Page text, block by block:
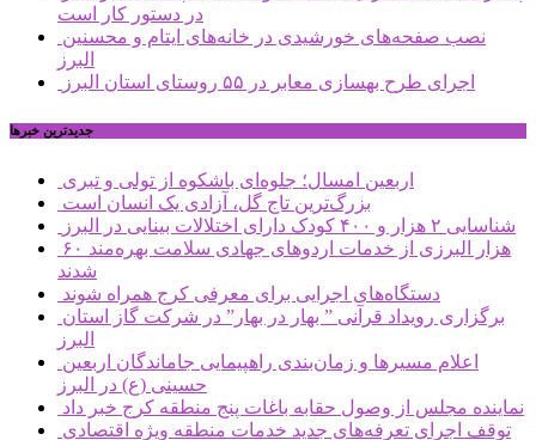
در دستور کار است
البرز
اجرای طرح بهسازی معابر در ۵۵ روستای استان البرز
جديدترين خبرها
اربعین امسال؛ جلوه‌ای باشکوه از تولی و تبری
بزرگ‌ترین تاج گل، آزادی یک انسان است
شناسایی ۲ هزار و ۴۰۰ کودک دارای اختلالات بینایی در البرز
۶۰ هزار البرزی از خدمات اردوهای جهادی سلامت بهره‌مند
شدند
دستگاه‌های اجرایی برای معرفی کرج همراه شوند
البرز
حسینی (ع) در البرز
نماینده مجلس از وصول حقابه باغات پنج منطقه کرج خبر داد